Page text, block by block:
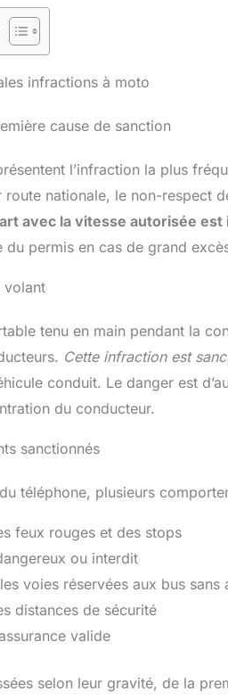
infractions à moto
cause de sanction
l’infraction la plus
nationale, le non-respect
avec la vitesse autorisée
du permis en cas de grand
volant
tenu en main pendant la
Cette infraction est
conduit. Le danger est
du conducteur.
sanctionnés
téléphone, plusieurs
feux rouges et des stops
ou interdit
voies réservées aux bus sans
distances de sécurité
valide
selon leur gravité, de la